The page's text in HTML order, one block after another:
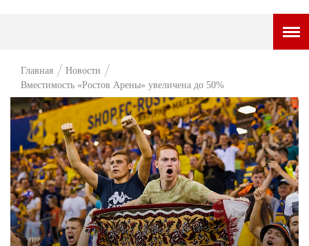
НОВОСТИ
ВОПРОС НЕДЕЛИ
ПРЕМЬЕРА
ТАМ И ТУТ
СТИЛЬ ЖИЗНИ
ХАЙП
Главная
Новости
Вместимость «Ростов Арены» увеличена до 50%